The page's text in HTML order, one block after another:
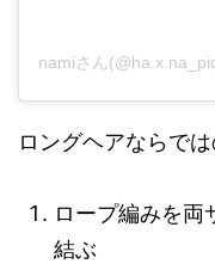
namiさん
ロングヘアならでは
ロープ編みを両
結ぶ